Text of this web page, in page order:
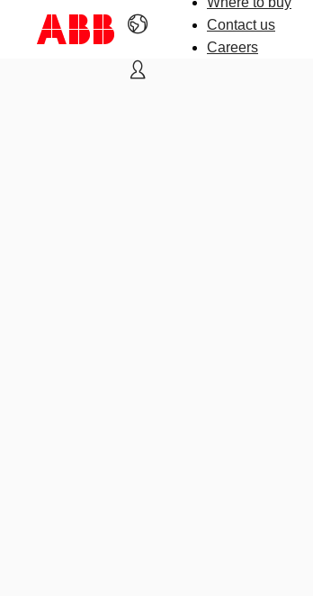
Contact us
Careers